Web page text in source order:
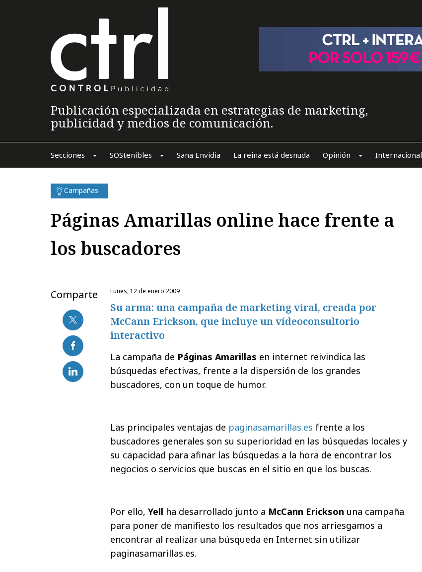
Publicación especializada en estrategias de marketing,
publicidad y medios de comunicación.
Secciones SOStenibles Sana Envidia La reina está desnuda Opinión Internacional
Campañas
Páginas Amarillas online hace frente a
los buscadores
Comparte lunes, 12 de enero 2009
Su arma: una campaña de marketing viral, creada por
McCann Erickson, que incluye un vídeoconsultorio
interactivo
La campaña de Páginas Amarillas en internet reivindica las
búsquedas efectivas, frente a la dispersión de los grandes
buscadores, con un toque de humor.
Las principales ventajas de paginasamarillas.es frente a los
buscadores generales son su superioridad en las búsquedas locales y
su capacidad para afinar las búsquedas a la hora de encontrar los
negocios o servicios que buscas en el sitio en que los buscas.
Por ello, Yell ha desarrollado junto a McCann Erickson una campaña
para poner de manifiesto los resultados que nos arriesgamos a
encontrar al realizar una búsqueda en Internet sin utilizar
paginasamarillas.es.